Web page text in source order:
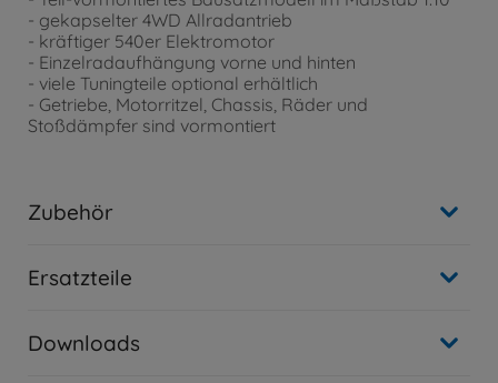
- gekapselter 4WD Allradantrieb
- kräftiger 540er Elektromotor
- Einzelradaufhängung vorne und hinten
- viele Tuningteile optional erhältlich
- Getriebe, Motorritzel, Chassis, Räder und
Stoßdämpfer sind vormontiert
Zubehör
Ersatzteile
Downloads